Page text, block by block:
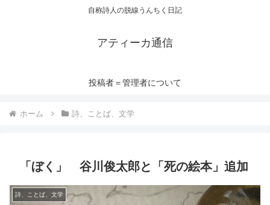
自称詩人の脱線うんちく日記
アティーカ通信
投稿者＝管理者について
ホーム 詩、ことば、文学
「ぼく」 谷川俊太郎と「死の絵本」追加
詩、ことば、文学